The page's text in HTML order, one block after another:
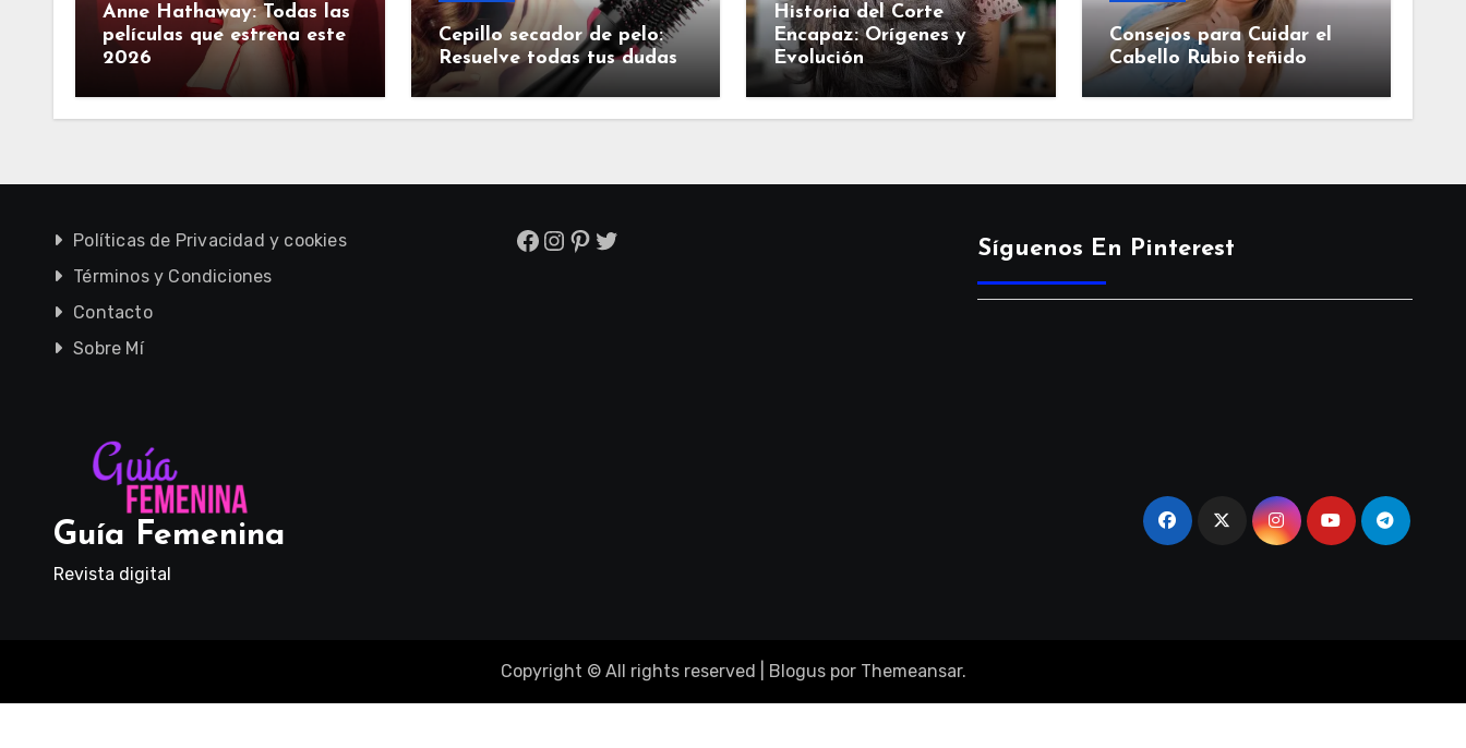
Anne Hathaway: Todas las
películas que estrena este
2026
Cepillo secador de pelo:
Resuelve todas tus dudas
Historia del Corte
Encapaz: Orígenes y
Evolución
Consejos para Cuidar el
Cabello Rubio teñido
Políticas de Privacidad y cookies
Términos y Condiciones
Contacto
Sobre Mí
Facebook
Instagram
Pinterest
Twitter Síguenos En Pinterest
Guía Femenina
Revista digital
Copyright © All rights reserved Bloguspor Themeansar.